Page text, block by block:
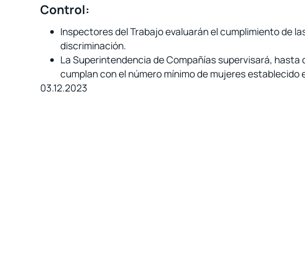
Control:
Inspectores del Trabajo evaluarán el cumplimiento de
discriminación.
La Superintendencia de Compañías supervisará,
cumplan con el número mínimo de mujeres establecido
03.12.2023